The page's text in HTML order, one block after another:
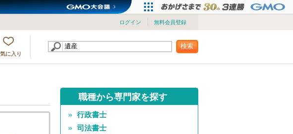
ログイン 無料会員登録
に入り
検索
職種から専門家を探す
行政書士
司法書士